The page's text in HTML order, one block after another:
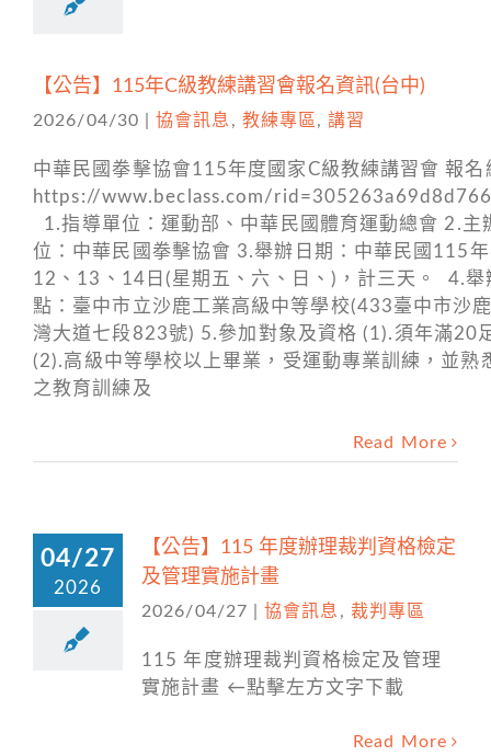
【公告】115年C級教練講習會報名資訊(台中)
2026/04/30 協會訊息 , 教練專區,講習
中華民國拳擊協會115年度國家C級教練講習會 報名
https://www.beclass.com/
1.指導單位：運動部、中華民國體育運動總會 2.主
位：中華民國拳擊協會 3.舉辦日期：中華民國115
12、13、14日(星期五、六、日、)，計三天。 4.舉
點：臺中市立沙鹿工業高級中等學校(433臺中市沙
灣大道七段823號) 5.參加對象及資格 (1).須年滿20
(2).高級中等學校以上畢業，受運動專業訓練，並熟
之教育訓練及
Read More
04/27
2026
【公告】115 年度辦理裁判資格檢定
及管理實施計畫
2026/04/27 協會訊息 , 裁判專區
115 年度辦理裁判資格檢定及管理
實施計畫 ←點擊左方文字下載
Read More